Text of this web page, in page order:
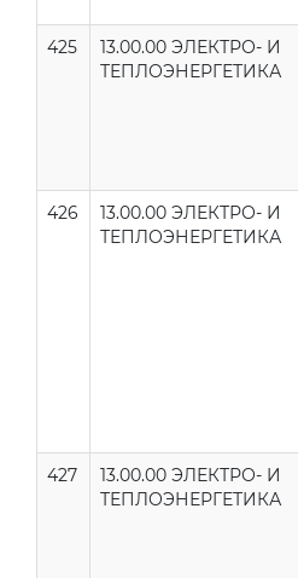
425
13.00.00 ЭЛЕКТРО- И
ТЕПЛОЭНЕРГЕТИКА
426
13.00.00 ЭЛЕКТРО- И
ТЕПЛОЭНЕРГЕТИКА
427
13.00.00 ЭЛЕКТРО- И
ТЕПЛОЭНЕРГЕТИКА